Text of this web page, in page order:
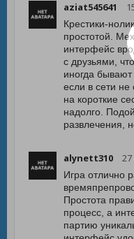
aziat545641
Крестики-
простотой.
интерфейс
с друзьями,
иногда
если в сети
на короткие
надолго.
развлечения,
alynett310
Игра отлично
Простота
процесс, а
партию